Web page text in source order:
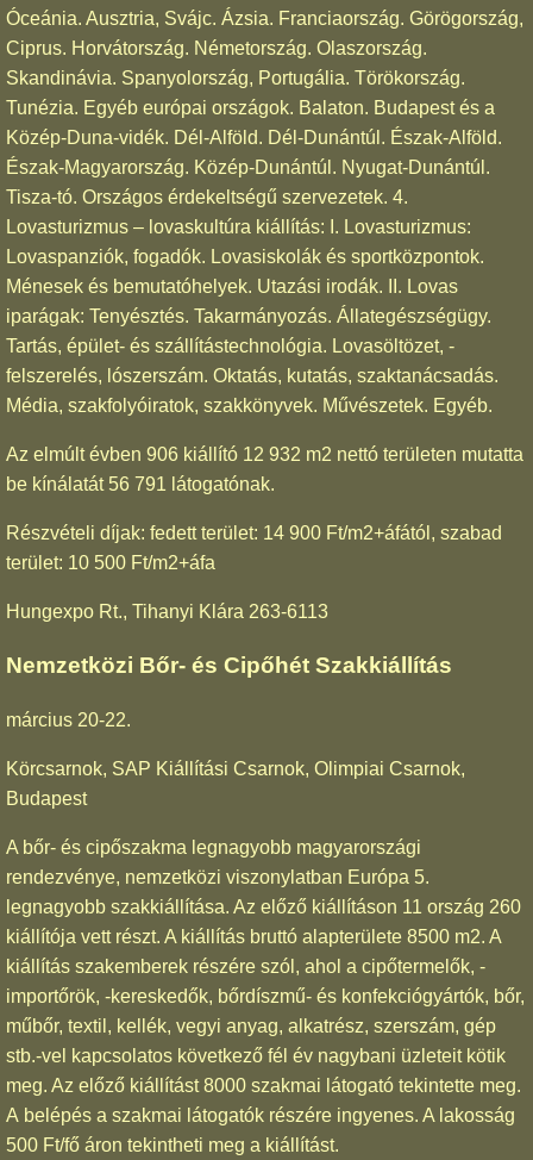
Óceánia. Ausztria, Svájc. Ázsia. Franciaország. Görögország,
Ciprus. Horvátország. Németország. Olaszország.
Skandinávia. Spanyolország, Portugália. Törökország.
Tunézia. Egyéb európai országok. Balaton. Budapest és a
Közép-Duna-vidék. Dél-Alföld. Dél-Dunántúl. Észak-Alföld.
Észak-Magyarország. Közép-Dunántúl. Nyugat-Dunántúl.
Tisza-tó. Országos érdekeltségű szervezetek. 4.
Lovasturizmus – lovaskultúra kiállítás: I. Lovasturizmus:
Lovaspanziók, fogadók. Lovasiskolák és sportközpontok.
Ménesek és bemutatóhelyek. Utazási irodák. II. Lovas
iparágak: Tenyésztés. Takarmányozás. Állategészségügy.
Tartás, épület- és szállítástechnológia. Lovasöltözet, -
felszerelés, lószerszám. Oktatás, kutatás, szaktanácsadás.
Média, szakfolyóiratok, szakkönyvek. Művészetek. Egyéb.
Az elmúlt évben 906 kiállító 12 932 m2 nettó területen mutatta
be kínálatát 56 791 látogatónak.
Részvételi díjak: fedett terület: 14 900 Ft/m2+áfától, szabad
terület: 10 500 Ft/m2+áfa
Hungexpo Rt., Tihanyi Klára 263-6113
Nemzetközi Bőr- és Cipőhét Szakkiállítás
március 20-22.
Körcsarnok, SAP Kiállítási Csarnok, Olimpiai Csarnok,
Budapest
A bőr- és cipőszakma legnagyobb magyarországi
rendezvénye, nemzetközi viszonylatban Európa 5.
legnagyobb szakkiállítása. Az előző kiállításon 11 ország 260
kiállítója vett részt. A kiállítás bruttó alapterülete 8500 m2. A
kiállítás szakemberek részére szól, ahol a cipőtermelők, -
importőrök, -kereskedők, bőrdíszmű- és konfekciógyártók, bőr,
műbőr, textil, kellék, vegyi anyag, alkatrész, szerszám, gép
stb.-vel kapcsolatos következő fél év nagybani üzleteit kötik
meg. Az előző kiállítást 8000 szakmai látogató tekintette meg.
A belépés a szakmai látogatók részére ingyenes. A lakosság
500 Ft/fő áron tekintheti meg a kiállítást.